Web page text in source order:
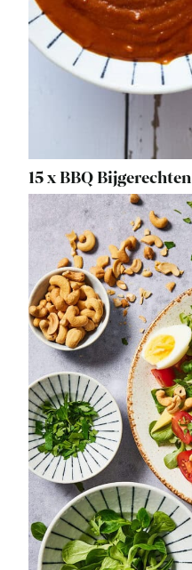
15 x BBQ Bijgerechten